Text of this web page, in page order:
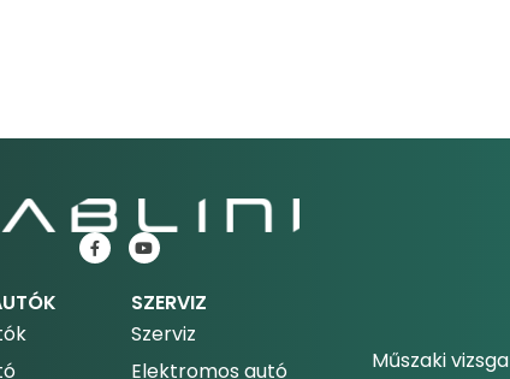
SZERVIZ
Szerviz
Elektromos autó
Műszaki vizsga